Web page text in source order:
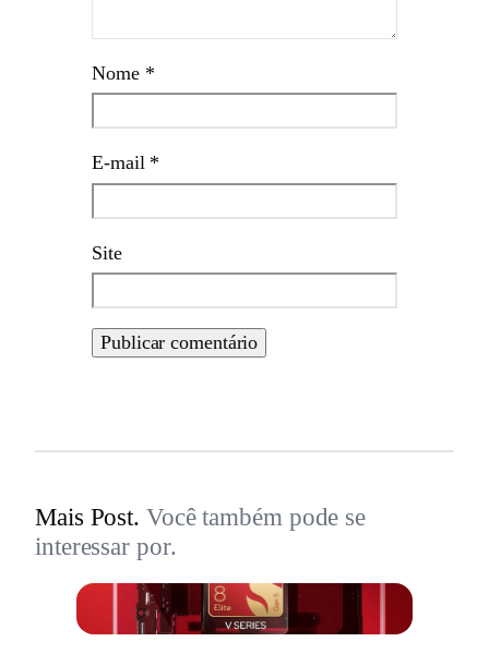
Nome *
E-mail *
Site
Mais Post. Você também pode se
interessar por.